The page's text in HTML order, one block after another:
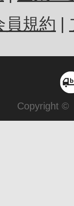
員規約
Copyright ©